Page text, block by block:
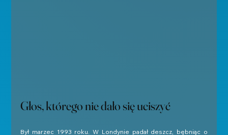
Głos, którego nie dało się uciszyć
Był marzec 1993 roku. W Londynie padał deszcz, bębniąc o